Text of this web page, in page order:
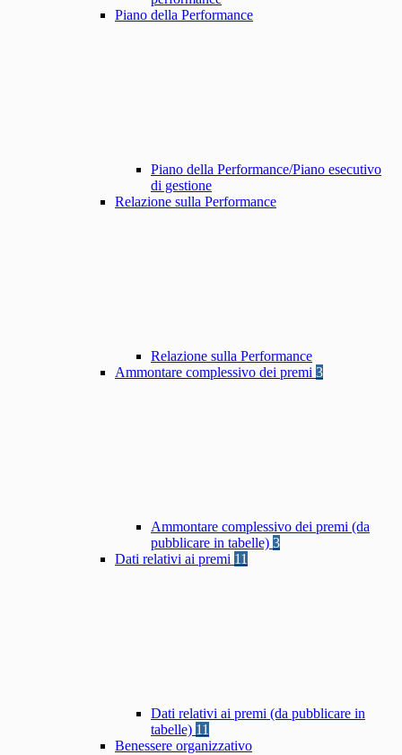
Piano della Performance
Piano della Performance/Piano esecutivo
di gestione
Relazione sulla Performance
Relazione sulla Performance
Ammontare complessivo dei premi 3
Ammontare complessivo dei premi (da
pubblicare in tabelle) 3
Dati relativi ai premi 11
Dati relativi ai premi (da pubblicare in
tabelle) 11
Benessere organizzativo